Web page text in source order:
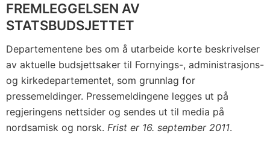
FREMLEGGELSEN AV
STATSBUDSJETTET
Departementene bes om å utarbeide korte beskrivelser
av aktuelle budsjettsaker til Fornyings-, administrasjons-
og kirkedepartementet, som grunnlag for
pressemeldinger. Pressemeldingene legges ut på
regjeringens nettsider og sendes ut til media på
nordsamisk og norsk. Frist er 16. september 2011.